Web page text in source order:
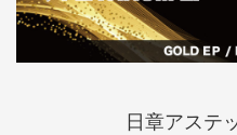
日章アステ